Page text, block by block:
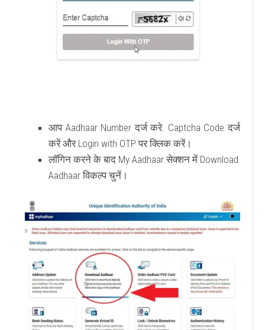
आप Aadhaar Number दर्ज करे. Captcha Code दर्ज
करें और Login with OTP पर क्लिक करें।
लॉगिन करने के बाद My Aadhaarसेक्शन में Download
Aadhaarविकल्प चुनें।